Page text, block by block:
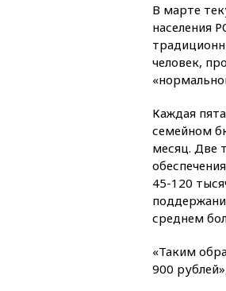
В марте
населения
человек,
Каждая
семейном
месяц. Две
45-120
среднем
«Таким
900